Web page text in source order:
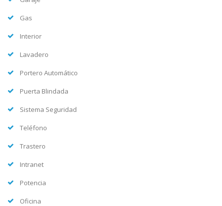
Gas
Interior
Lavadero
Portero Automático
Puerta Blindada
Sistema Seguridad
Teléfono
Trastero
Intranet
Potencia
Oficina